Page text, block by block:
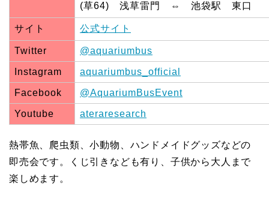
(草64) 浅草雷門 ⇔ 池袋駅 東口
サイト 公式サイト
Twitter @aquariumbus
Instagram aquariumbus_official
Facebook @AquariumBusEvent
Youtube ateraresearch
熱帯魚、爬虫類、小動物、ハンドメイドグッズなどの
即売会です。くじ引きなども有り、子供から大人まで
楽しめます。